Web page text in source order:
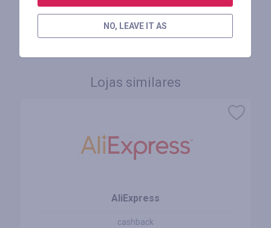
FAÇA LOGIN PARA DEIXAR UM COMENTÁRIO
Lojas similares
AliExpress
cashback
NO, LEAVE IT AS